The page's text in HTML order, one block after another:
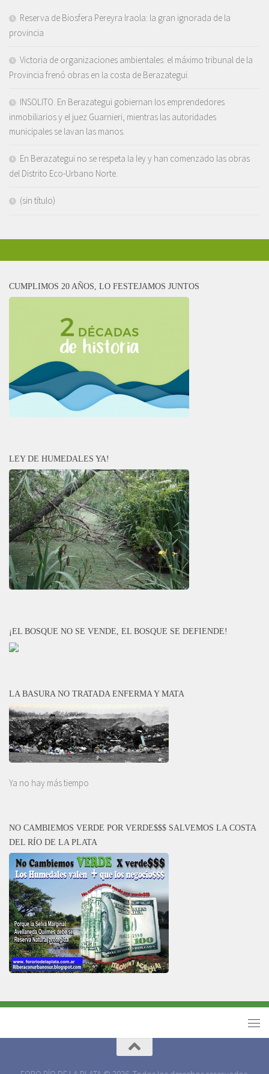
Reserva de Biosfera Pereyra Iraola: la gran ignorada de la
provincia
Victoria de organizaciones ambientales: el máximo tribunal de la
Provincia frenó obras en la costa de Berazategui.
INSOLITO. En Berazategui gobiernan los emprendedores
inmobiliarios y el juez Guarnieri, mientras las autoridades
municipales se lavan las manos.
En Berazategui no se respeta la ley y han comenzado las obras
del Distrito Eco-Urbano Norte.
(sin título)
CUMPLIMOS 20 AÑOS, LO FESTEJAMOS JUNTOS
LEY DE HUMEDALES YA!
¡EL BOSQUE NO SE VENDE, EL BOSQUE SE DEFIENDE!
LA BASURA NO TRATADA ENFERMA Y MATA
Ya no hay más tiempo
NO CAMBIEMOS VERDE POR VERDE$$$ SALVEMOS LA COSTA
DEL RÍO DE LA PLATA